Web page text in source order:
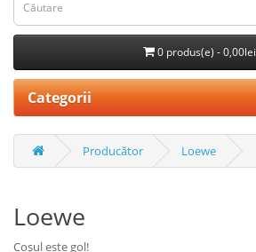
0 produs(e) - 0,00lei
Categorii
Producător Loewe
Loewe
Coșul este gol!